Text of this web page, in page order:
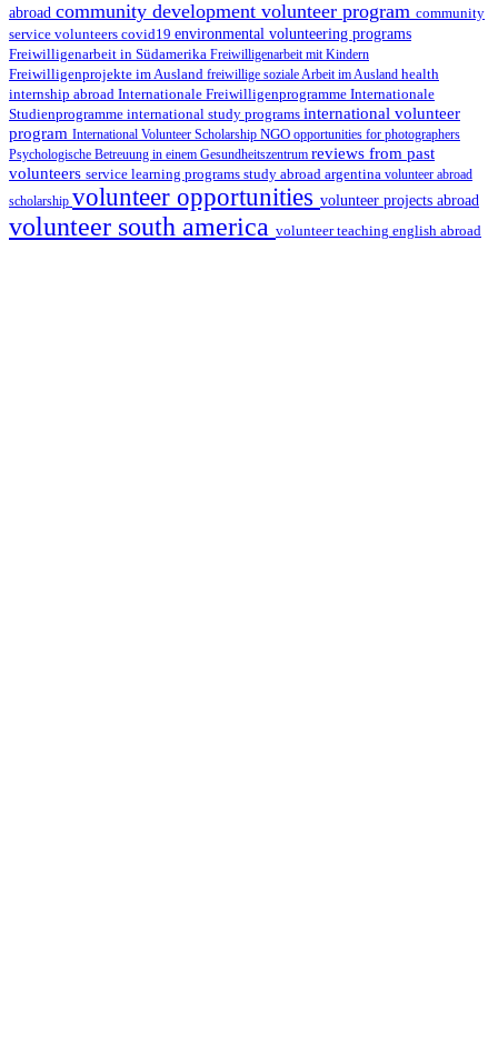
abroad community development volunteer program community
service volunteers covid19 environmental volunteering programs
Freiwilligenarbeit in Südamerika Freiwilligenarbeit mit Kindern
Freiwilligenprojekte im Ausland freiwillige soziale Arbeit im Ausland health
internship abroad Internationale Freiwilligenprogramme Internationale
Studienprogramme international study programs international volunteer
program International Volunteer Scholarship NGO opportunities for photographers
Psychologische Betreuung in einem Gesundheitszentrum reviews from past
volunteers service learning programs study abroad argentina volunteer abroad
scholarship volunteer opportunities volunteer projects abroad
volunteer south america volunteer teaching english abroad